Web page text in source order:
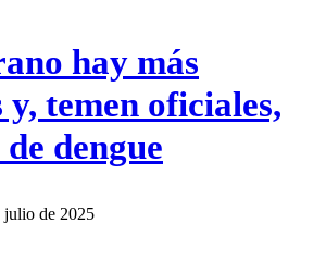
hay más
temen oficiales,
dengue
julio de 2025